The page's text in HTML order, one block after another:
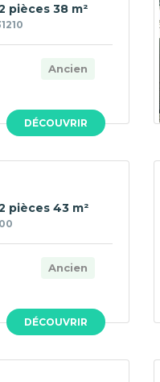
DÉCOUVRIR
pièces 38 m²
Ancien
DÉCOUVRIR
pièces 43 m²
Ancien